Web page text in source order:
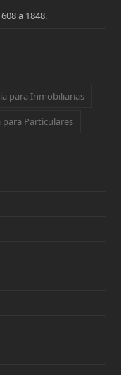
a 1848.
para Inmobiliarias
para Particulares